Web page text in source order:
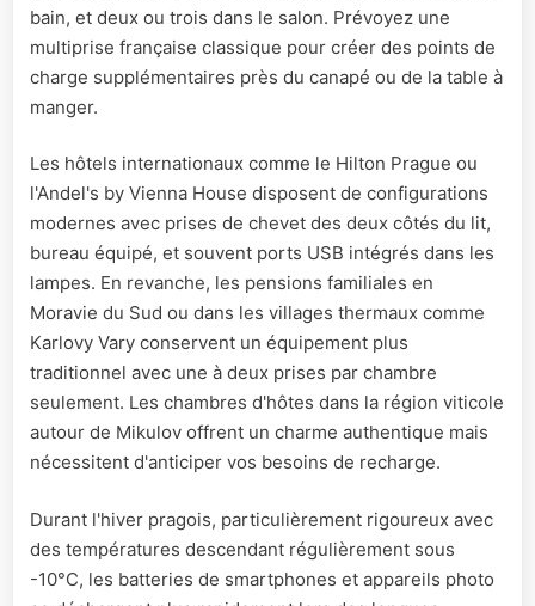
bain, et deux ou trois dans le salon. Prévoyez une
multiprise française classique pour créer des points de
charge supplémentaires près du canapé ou de la table à
manger.
Les hôtels internationaux comme le Hilton Prague ou
l'Andel's by Vienna House disposent de configurations
modernes avec prises de chevet des deux côtés du lit,
bureau équipé, et souvent ports USB intégrés dans les
lampes. En revanche, les pensions familiales en
Moravie du Sud ou dans les villages thermaux comme
Karlovy Vary conservent un équipement plus
traditionnel avec une à deux prises par chambre
seulement. Les chambres d'hôtes dans la région viticole
autour de Mikulov offrent un charme authentique mais
nécessitent d'anticiper vos besoins de recharge.
Durant l'hiver pragois, particulièrement rigoureux avec
des températures descendant régulièrement sous
-10°C, les batteries de smartphones et appareils photo